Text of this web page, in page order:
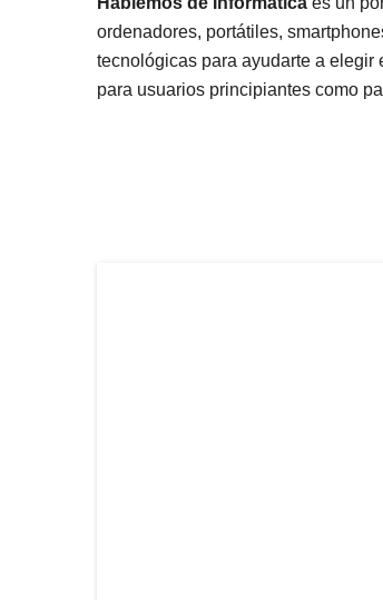
ordenadores, portátiles,
tecnológicas para ayudarte a elegir
para usuarios principiantes como